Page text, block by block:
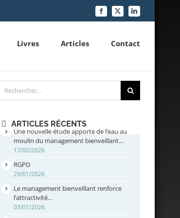
Facebook
X LinkedIn
Livres Articles Contact
Rechercher
ARTICLES RÉCENTS
Une nouvelle étude apporte de l’eau au
moulin du management bienveillant…
17/02/2026
RGPD
29/01/2026
Le management bienveillant renforce
l’attractivité…
03/01/2026